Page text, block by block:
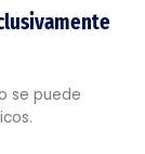
se puede